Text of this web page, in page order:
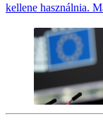
kellene használnia.